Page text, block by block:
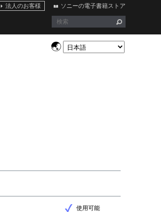
法人のお客様 ソニーの電子書籍ストア
使用可能